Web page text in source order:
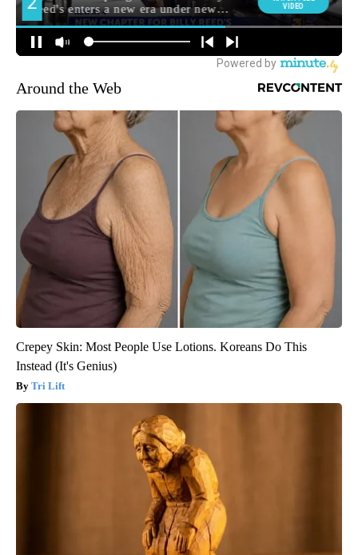
Around the Web
Crepey Skin: Most People Use Lotions. Koreans Do This
Instead (It's Genius)
Tri Lift